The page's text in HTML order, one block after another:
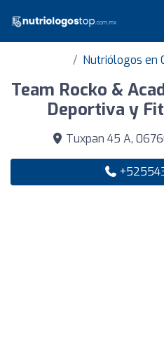
Nutriólogos en
Team Rocko &
Deportiva y
Tuxpan 45 A,